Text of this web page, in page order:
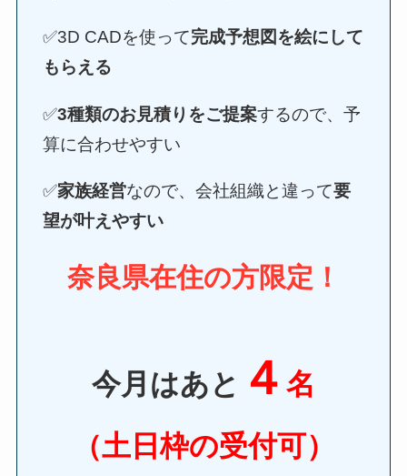
✅3D CADを使って完成予想図を絵にして
もらえる
✅3種類のお見積りをご提案するので、予
算に合わせやすい
✅家族経営なので、会社組織と違って要
望が叶えやすい
奈良県在住の方限定！
今月はあと ４ 名
（土日枠の受付可）